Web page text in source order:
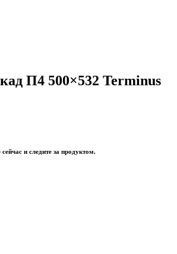
П4 500×532 Terminus
и следите за продуктом.